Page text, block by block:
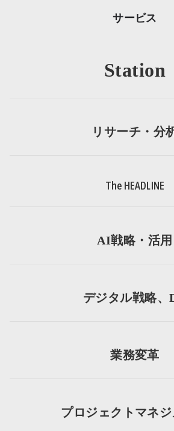
サービス
Station
リサーチ・分
The HEADLINE
AI戦略・活用
デジタル戦略、
業務変革
プロジェクトマネジ